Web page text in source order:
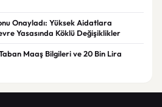
Onayladı: Yüksek Aidatlara
Yasasında Köklü Değişiklikler
Maaş Bilgileri ve 20 Bin Lira